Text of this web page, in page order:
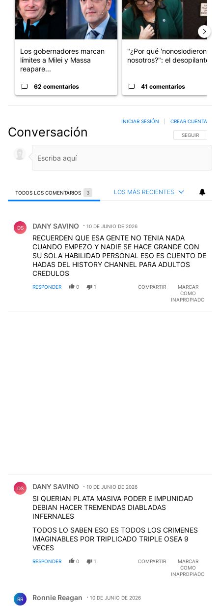
Los gobernadores marcan
límites a Milei y Massa
reapare...
62 comentarios
"¿Por qué 'nonoslodieron' a
nosotros?": el desopilante ...
41 comentarios
Conversación SIGA ESTA
SEGUIR
INICIAR SESIÓN CREAR CUENTA
TODOS LOS COMENTARIOS 3 LOS MÁS RECIENTES
DS DANY SAVINO 10 DE JUNIO DE 2026
RECUERDEN QUE ESA GENTE NO TENIA NADA
CUANDO EMPEZO Y NADIE SE HACE GRANDE CON
SU SOLA HABILIDAD PERSONAL ESO ES CUENTO DE
HADAS DEL HISTORY CHANNEL PARA ADULTOS
CREDULOS
RESPONDER 0 1 COMPARTIR
MARCAR
COMO
INAPROPIADO
DS DANY SAVINO 10 DE JUNIO DE 2026
SI QUERIAN PLATA MASIVA PODER E IMPUNIDAD
DEBIAN HACER TREMENDAS DIABLADAS
INFERNALES
TODOS LO SABEN ESO ES TODOS LOS CRIMENES
IMAGINABLES POR TRIPLICADO TRIPLE OSEA 9
VECES
RESPONDER 0 1 COMPARTIR
MARCAR
COMO
INAPROPIADO
RR Ronnie Reagan 10 DE JUNIO DE 2026